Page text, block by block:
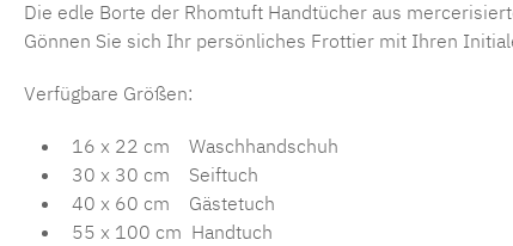
Die edle Borte der Rhomtuft Handtücher aus
Gönnen Sie sich Ihr persönliches Frottier mit Ihren
Verfügbare Größen:
16 x 22 cm Waschhandschuh
30 x 30 cm Seiftuch
40 x 60 cm Gästetuch
55 x 100 cm Handtuch